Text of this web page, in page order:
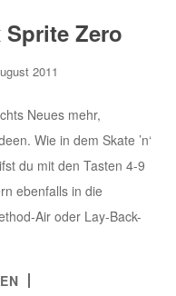
Sprite Zero
2011
Neues mehr,
Wie in dem Skate ’n‘
du mit den Tasten 4-9
ebenfalls in die
Air oder Lay-Back-